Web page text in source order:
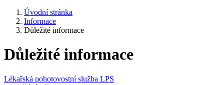
Úvodní stránka
Informace
Důležité informace
Důležité informace
Lékařská pohotovostní služba LPS